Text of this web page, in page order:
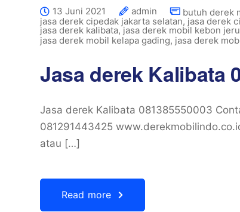
13 Juni 2021 admin butuh derek
jasa derek cipedak jakarta selatan, jasa derek
jasa derek kalibata,jasa derek mobil kebon
jasa derek mobil kelapa gading, jasa derek
Jasa derek Kalibata
Jasa derek Kalibata 081385550003
081291443425
atau […]
Read more